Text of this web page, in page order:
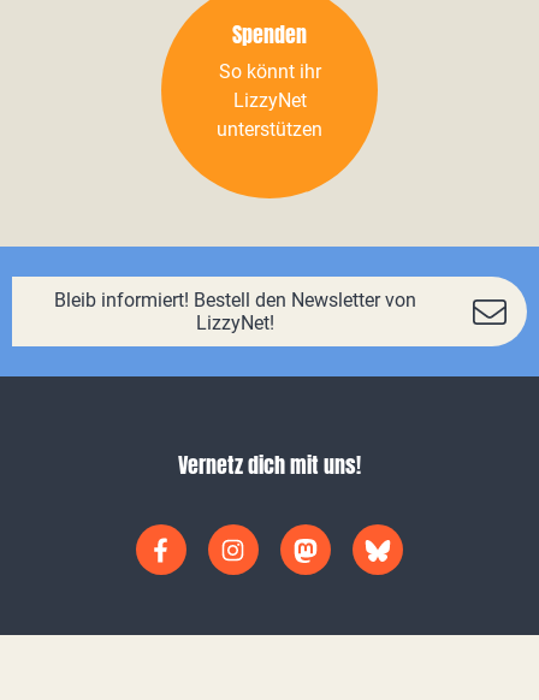
Spenden
So könnt ihr
LizzyNet
unterstützen
Bleib informiert! Bestell den Newsletter von
LizzyNet!
Vernetz dich mit uns!